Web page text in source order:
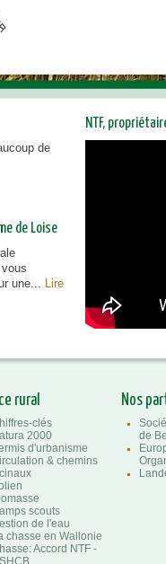
de
de Loise
une... Lire
NTF,
rural
clés
2000
d'urbanisme
& chemins
scouts
de l'eau
chasse en Wallonie
Accord NTF -
Nos
de